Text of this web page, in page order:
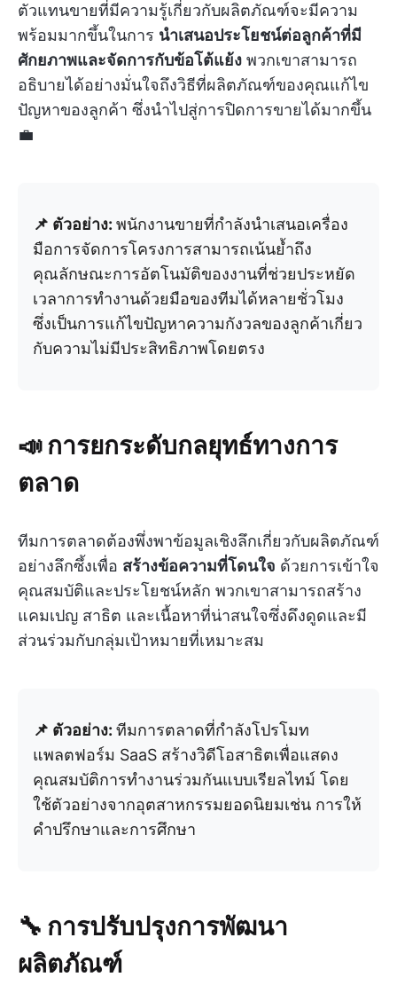
ตัวแทนขายที่มีความรู้เกี่ยวกับผลิตภัณฑ์จะมีความ
พร้อมมากขึ้นในการ นำเสนอประโยชน์ต่อลูกค้าที่มี
ศักยภาพและจัดการกับข้อโต้แย้ง พวกเขาสามารถ
อธิบายได้อย่างมั่นใจถึงวิธีที่ผลิตภัณฑ์ของคุณแก้ไข
ปัญหาของลูกค้า ซึ่งนำไปสู่การปิดการขายได้มากขึ้น
💼
📌 ตัวอย่าง: พนักงานขายที่กำลังนำเสนอเครื่อง
มือการจัดการโครงการสามารถเน้นย้ำถึง
คุณลักษณะการอัตโนมัติของงานที่ช่วยประหยัด
เวลาการทำงานด้วยมือของทีมได้หลายชั่วโมง
ซึ่งเป็นการแก้ไขปัญหาความกังวลของลูกค้าเกี่ยว
กับความไม่มีประสิทธิภาพโดยตรง
📣 การยกระดับกลยุทธ์ทางการ
ตลาด
ทีมการตลาดต้องพึ่งพาข้อมูลเชิงลึกเกี่ยวกับผลิตภัณฑ์
อย่างลึกซึ้งเพื่อ สร้างข้อความที่โดนใจ ด้วยการเข้าใจ
คุณสมบัติและประโยชน์หลัก พวกเขาสามารถสร้าง
แคมเปญ สาธิต และเนื้อหาที่น่าสนใจซึ่งดึงดูดและมี
ส่วนร่วมกับกลุ่มเป้าหมายที่เหมาะสม
📌 ตัวอย่าง: ทีมการตลาดที่กำลังโปรโมท
แพลตฟอร์ม SaaS สร้างวิดีโอสาธิตเพื่อแสดง
คุณสมบัติการทำงานร่วมกันแบบเรียลไทม์ โดย
ใช้ตัวอย่างจากอุตสาหกรรมยอดนิยมเช่น การให้
คำปรึกษาและการศึกษา
🔧 การปรับปรุงการพัฒนา
ผลิตภัณฑ์